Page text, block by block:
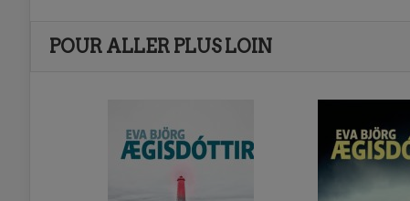
POUR ALLER PLUS LOIN